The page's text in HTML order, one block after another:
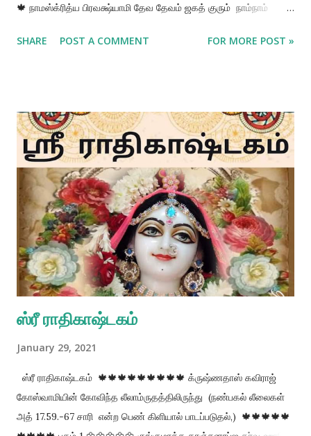
🍁 நாமஸ்க்ரித்ய பிரவக்ஷ்யாமி தேவ தேவம் ஜகத் குரும் நாம்நாம்
உலகங்களுக்கும் ஆன்மீக குருவாக திகழும் பகவானுக்கெல்லாம்
ஜித க்ரோதோ மாயா மானுஷ விக்ராஹ அமாயி மாயினாம் ஷ்ரேஸ்டோ
வரோ தேசோ ட்வீஜோத்தமஹா கௌரங்க மாஹாபிரபுவே இந்த
பிரபஞ்சத்தை தக்கவைப்பவர்; பௌதிக க்ரோதத்தை வென்று
காட்டுபவர்; மானுடரைப்போல் மாயை தோற்றத்தில் காட்சியளிப்பவர்;
ஏமாற்றும் தன்மை இல்லாதவர்; பல லீலைகள் புரிவதில் மன்னர்;
பூமிகளில் சிறந்த பூமியில் அவதரித்தவர்; பிராமணர்களுள் சிறந்தவர். 1.
விஸ்வம்பரா - இந்த பிரபஞ்சத்தை தக்கவைப்பவர் 2. ஜித க்ரோத -
பௌதிக க்ரோதத்தை வென்று காட்டுபவர் 3. மாயா மனுஷ விக்ராஹ
-...
SHARE POST A COMMENT FOR MORE POST »
ஸ்ரீ ராதிகாஷ்டகம்
January 29, 2021
ஸ்ரீ ராதிகாஷ்டகம் 🍁🍁🍁🍁🍁🍁🍁🍁🍁 க்ருஷ்ணதாஸ் கவிராஜ்
கோஸ்வாமியின் கோவிந்த லீலாம்ருதத்திலிருந்து (நண்பகல் லீலைகள்
அத் 17.59.-67 சாரி என்ற பெண் கிளியால் பாடப்படுதல்,) 🍁🍁🍁🍁🍁